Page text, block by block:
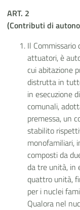
ART. 2
(Contributi di
Il
attuatori, è
cui abitazione
distrutta in
in esecuzione
comunali,
premessa, un
stabilito
monofamiliari,
composti da
da tre unità, in
quattro unità,
per i nuclei
Qualora nel